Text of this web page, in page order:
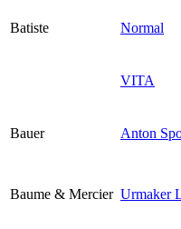
Batiste Normal
VITA
Bauer Anton
Baume & Mercier Urmaker